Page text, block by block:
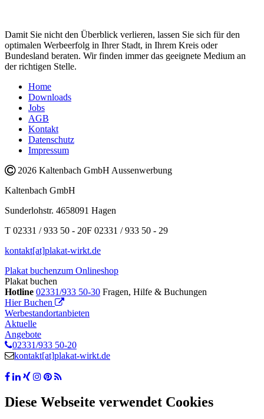
Damit Sie nicht den Überblick verlieren, lassen Sie sich für den
optimalen Werbeerfolg in Ihrer Stadt, in Ihrem Kreis oder
Bundesland beraten. Wir finden immer das geeignete Medium an
der richtigen Stelle.
Home
Downloads
Jobs
AGB
Kontakt
Datenschutz
Impressum
2026 Kaltenbach GmbH Aussenwerbung
Kaltenbach GmbH
Sunderlohstr. 4658091 Hagen
T 02331 / 933 50 - 20F 02331 / 933 50 - 29
kontakt[at]plakat-wirkt.de
Plakat buchenzum Onlineshop
Plakat buchen
Hotline 02331/933 50-30 Fragen, Hilfe & Buchungen
Hier Buchen
Werbestandortanbieten
Aktuelle
Angebote
02331/933 50-20
kontakt[at]plakat-wirkt.de
Diese Webseite verwendet Cookies